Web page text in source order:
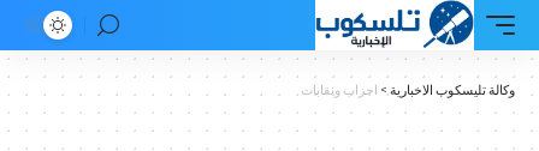
وكالة تليسكوب الاخبارية > احزاب ونقابات